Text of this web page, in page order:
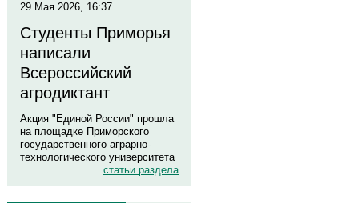
29 Мая 2026, 16:37
Студенты Приморья
написали
Всероссийский
агродиктант
Акция "Единой России" прошла
на площадке Приморского
государственного аграрно-
технологического университета
статьи раздела